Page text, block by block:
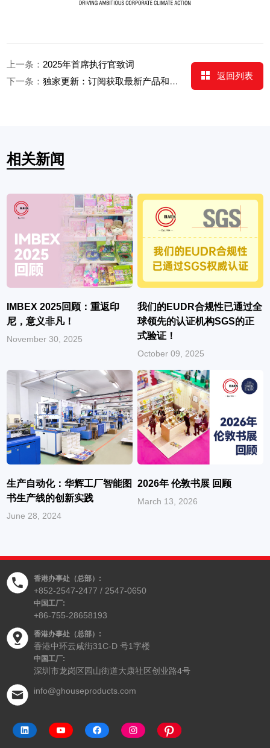
上一条： 2025年首席执行官致词
下一条：独家更新：订阅获取最新产品和图书创意！
返回列表
相关新闻
IMBEX 2025回顾：重返印
尼，意义非凡！
November 30, 2025
我们的EUDR合规性已通过全
球领先的认证机构SGS的正
式验证！
October 09, 2025
生产自动化：华辉工厂智能图
书生产线的创新实践
June 28, 2024
2026年 伦敦书展 回顾
March 13, 2026
香港办事处（总部）:
+852-2547-2477 / 2547-0650
中国工厂:
+86-755-28658193
香港办事处（总部）:
香港中环云咸街31C-D 号1字楼
中国工厂:
深圳市龙岗区园山街道大康社区创业路4号
info@ghouseproducts.com